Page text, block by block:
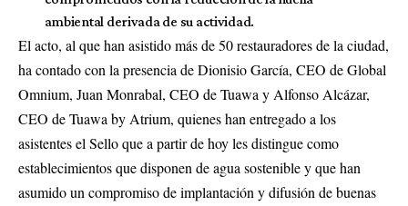
ambiental derivada de su actividad.
El acto, al que han asistido más de 50 restauradores de la ciudad,
ha contado con la presencia de Dionisio García, CEO de Global
Omnium, Juan Monrabal, CEO de Tuawa y Alfonso Alcázar,
CEO de Tuawa by Atrium, quienes han entregado a los
asistentes el Sello que a partir de hoy les distingue como
establecimientos que disponen de agua sostenible y que han
asumido un compromiso de implantación y difusión de buenas